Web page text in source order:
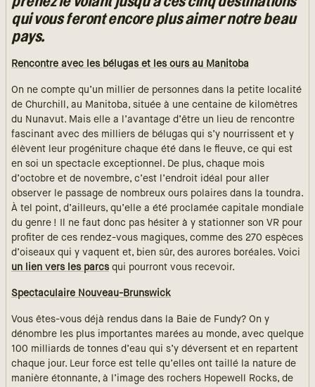
qui vous feront encore plus aimer notre beau
pays.
Rencontre avec les bélugas et les ours au Manitoba
On ne compte qu’un millier de personnes dans la petite localité
de Churchill, au Manitoba, située à une centaine de kilomètres
du Nunavut. Mais elle a l’avantage d’être un lieu de rencontre
fascinant avec des milliers de bélugas qui s’y nourrissent et y
élèvent leur progéniture chaque été dans le fleuve, ce qui est
en soi un spectacle exceptionnel. De plus, chaque mois
d’octobre et de novembre, c’est l’endroit idéal pour aller
observer le passage de nombreux ours polaires dans la toundra.
À tel point, d’ailleurs, qu’elle a été proclamée capitale mondiale
du genre ! Il ne faut donc pas hésiter à y stationner son VR pour
profiter de ces rendez-vous magiques, comme des 270 espèces
d’oiseaux qui y vaquent et, bien sûr, des aurores boréales. Voici
un lien vers les parcsqui pourront vous recevoir.
Spectaculaire Nouveau-Brunswick
Vous êtes-vous déjà rendus dans la Baie de Fundy? On y
dénombre les plus importantes marées au monde, avec quelque
100 milliards de tonnes d’eau qui s’y déversent et en repartent
chaque jour. Leur force est telle qu’elles ont taillé la nature de
manière étonnante, à l’image des rochers Hopewell Rocks, de